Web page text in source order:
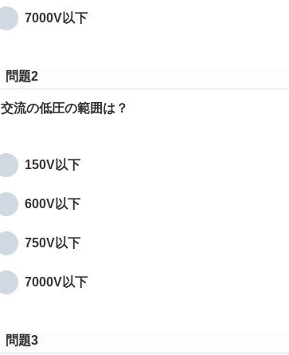
7000V以下
問題2
交流の低圧の範囲は？
150V以下
600V以下
750V以下
7000V以下
問題3